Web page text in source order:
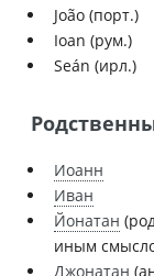
João (порт.)
Ioan (рум.)
Seán (ирл.)
Иоанн
Иван
Йонатан
иным
Джонатан